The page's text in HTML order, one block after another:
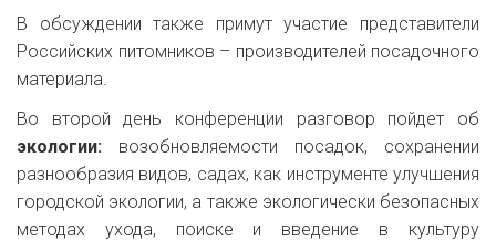
В обсуждении также примут участие представители
Российских питомников – производителей посадочного
материала.
Во второй день конференции разговор пойдет об
экологии: возобновляемости посадок, сохранении
разнообразия видов, садах, как инструменте улучшения
городской экологии, а также экологически безопасных
методах ухода, поиске и введение в культуру